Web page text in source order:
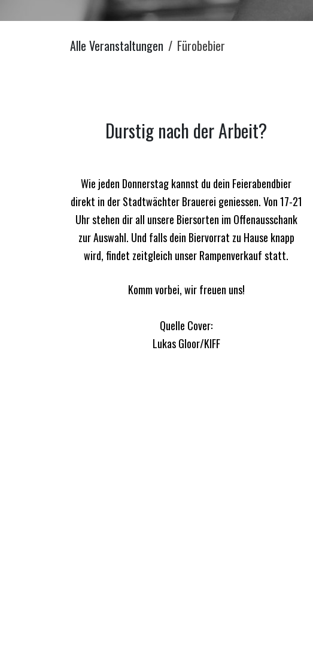
Alle Veranstaltungen Fürobebier
Durstig nach der Arbeit?
Wie jeden Donnerstag kannst du dein Feierabendbier
direkt in der Stadtwächter Brauerei geniessen. Von 17-21
Uhr stehen dir all unsere Biersorten im Offenausschank
zur Auswahl. Und falls dein Biervorrat zu Hause knapp
wird, findet zeitgleich unser Rampenverkauf statt.
Komm vorbei, wir freuen uns!
Quelle Cover:
Lukas Gloor/KIFF